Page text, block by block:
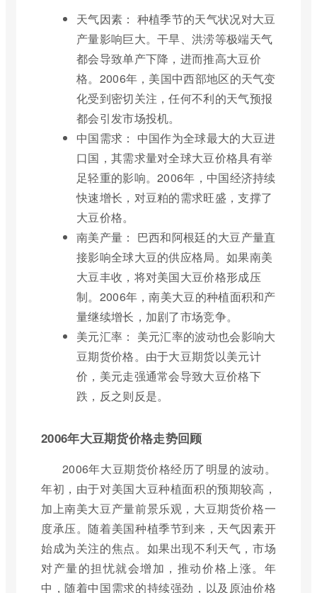
天气因素： 种植季节的天气状况对大豆
产量影响巨大。干旱、洪涝等极端天气
都会导致单产下降，进而推高大豆价
格。2006年，美国中西部地区的天气变
化受到密切关注，任何不利的天气预报
都会引发市场投机。
中国需求： 中国作为全球最大的大豆进
口国，其需求量对全球大豆价格具有举
足轻重的影响。2006年，中国经济持续
快速增长，对豆粕的需求旺盛，支撑了
大豆价格。
南美产量： 巴西和阿根廷的大豆产量直
接影响全球大豆的供应格局。如果南美
大豆丰收，将对美国大豆价格形成压
制。2006年，南美大豆的种植面积和产
量继续增长，加剧了市场竞争。
美元汇率： 美元汇率的波动也会影响大
豆期货价格。由于大豆期货以美元计
价，美元走强通常会导致大豆价格下
跌，反之则反是。
2006年大豆期货价格走势回顾
2006年大豆期货价格经历了明显的波动。
年初，由于对美国大豆种植面积的预期较高，
加上南美大豆产量前景乐观，大豆期货价格一
度承压。随着美国种植季节到来，天气因素开
始成为关注的焦点。如果出现不利天气，市场
对产量的担忧就会增加，推动价格上涨。年
中，随着中国需求的持续强劲，以及原油价格